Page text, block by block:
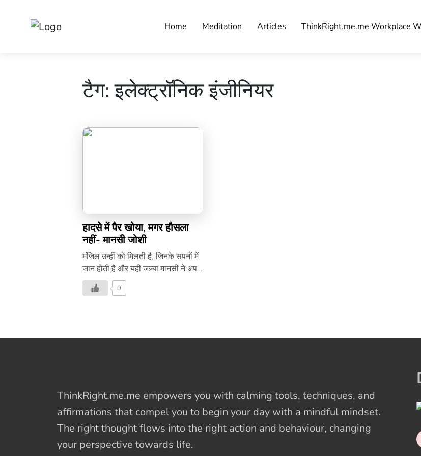
Home Meditation Articles ThinkRight.me.me Workplace
टैग:इलेक्ट्रॉनिक इंजीनियर
हादसे में पैर खोया, मगर हौसला
नहीं- मानसी जोशी
मंजिल उन्हीं को मिलती है, जिनके सपनों में
जान होती है और यही जज़्बा मानसी ने अपने
हौसलों में दिखाया है। क्या हुआ था मानसी
के साथ, जानने के लिये पढ़िये यह दिलचस्प
0
ThinkRight.me.me empowers you with calming tools, techniques, and
affirmations that compel you to begin your day with a mindful mindset.
The right thought flows into the right action and behaviour, changing
your perspective towards life.